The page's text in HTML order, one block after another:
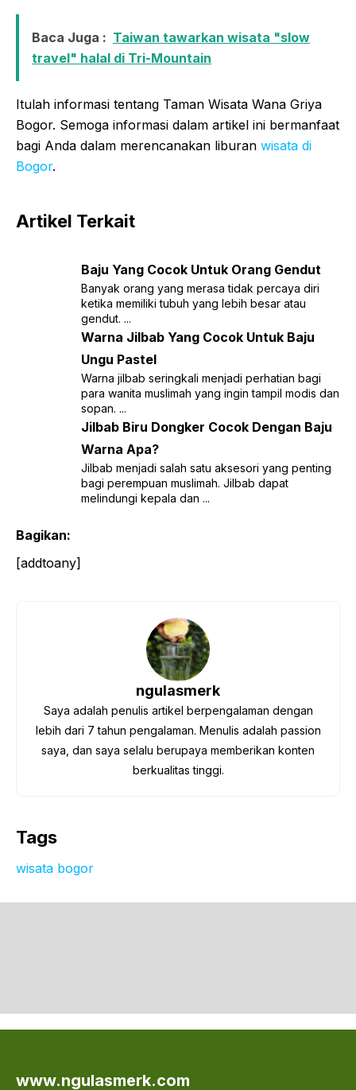
Baca Juga : Taiwan tawarkan wisata "slow
travel" halal di Tri-Mountain
Itulah informasi tentang Taman Wisata Wana Griya
Bogor. Semoga informasi dalam artikel ini bermanfaat
bagi Anda dalam merencanakan liburan wisata di
Bogor.
Artikel Terkait
Baju Yang Cocok Untuk Orang Gendut
Banyak orang yang merasa tidak percaya diri
ketika memiliki tubuh yang lebih besar atau
gendut. ...
Warna Jilbab Yang Cocok Untuk Baju
Ungu Pastel
Warna jilbab seringkali menjadi perhatian bagi
para wanita muslimah yang ingin tampil modis dan
sopan. ...
Jilbab Biru Dongker Cocok Dengan Baju
Warna Apa?
Jilbab menjadi salah satu aksesori yang penting
bagi perempuan muslimah. Jilbab dapat
melindungi kepala dan ...
Bagikan:
[addtoany]
ngulasmerk
Saya adalah penulis artikel berpengalaman dengan
lebih dari 7 tahun pengalaman. Menulis adalah passion
saya, dan saya selalu berupaya memberikan konten
berkualitas tinggi.
Tags
wisata bogor
www.ngulasmerk.com